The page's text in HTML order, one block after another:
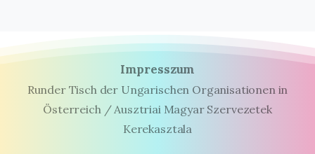
Impresszum
Runder Tisch der Ungarischen Organisationen in
Österreich / Ausztriai Magyar Szervezetek
Kerekasztala